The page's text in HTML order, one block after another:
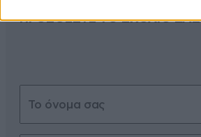
ΠΡΟΣΘΕΣΤΕ ΤΟ ΣΧΟΛΙΟ ΣΑΣ